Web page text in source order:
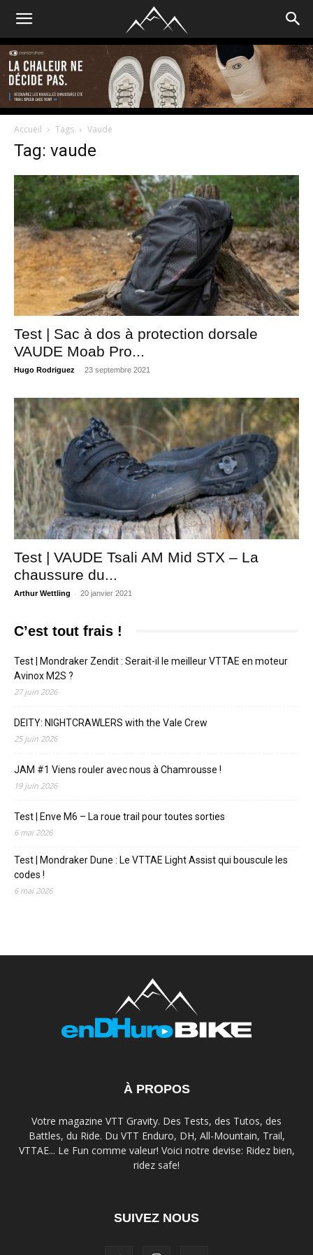
Accueil Tags Vaude
Tag: vaude
Test | Sac à dos à protection dorsale
VAUDE Moab Pro...
Hugo Rodriguez - 23 septembre 2021
Test | VAUDE Tsali AM Mid STX – La
chaussure du...
Arthur Wettling - 20 janvier 2021
C’est tout frais !
Test | Mondraker Zendit : Serait-il le meilleur VTTAE en moteur
Avinox M2S ?
27 juin 2026
DEITY: NIGHTCRAWLERS with the Vale Crew
25 juin 2026
JAM #1 Viens rouler avec nous à Chamrousse !
19 juin 2026
Test | Enve M6 – La roue trail pour toutes sorties
6 mai 2026
Test | Mondraker Dune : Le VTTAE Light Assist qui bouscule les
codes !
6 mai 2026
À PROPOS
Votre magazine VTT Gravity. Des Tests, des Tutos, des
Battles, du Ride. Du VTT Enduro, DH, All-Mountain, Trail,
VTTAE... Le Fun comme valeur! Voici notre devise: Ridez bien,
ridez safe!
SUIVEZ NOUS